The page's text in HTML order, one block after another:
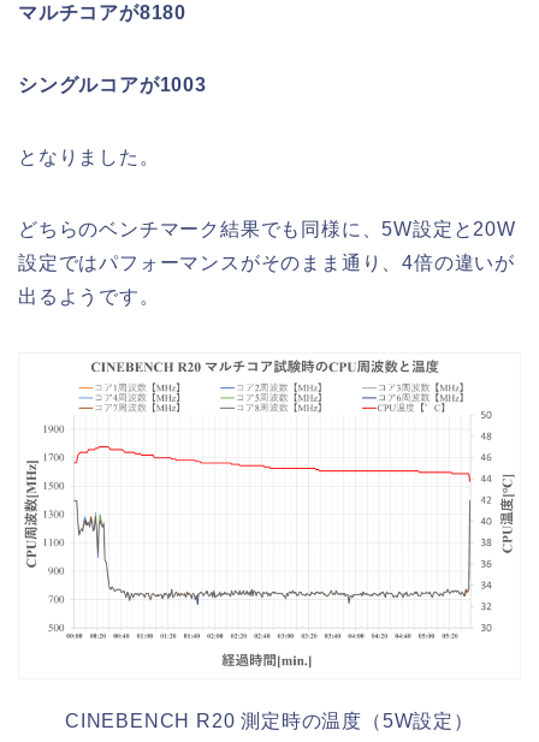
マルチコアが8180
シングルコアが1003
となりました。
どちらのベンチマーク結果でも同様に、5W設定と20W
設定ではパフォーマンスがそのまま通り、4倍の違いが
出るようです。
CINEBENCH R20 測定時の温度（5W設定）